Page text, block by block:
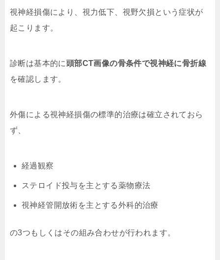
視神経損傷により、視力低下、視野欠損という症状が
起こります。
診断は基本的に頭部CT画像の骨条件で視神経に骨折線
を確認します。
外傷による視神経損傷の標準的治療は確立されておら
ず、
経過観察
ステロイド投与を主とする薬物療法
視神経管開放術を主とする外科的治療
の3つもしくはその組み合わせが行われます。